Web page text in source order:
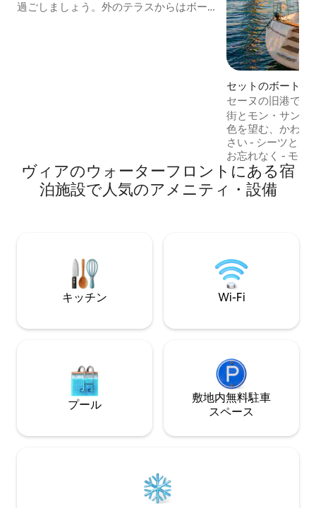
過ごしましょう。外のテラスからはボー
セットのボート・
セーヌの旧港でヨ
夜
街とモン・サン・
色を望む、かわい
さい - シーツとタオルを持参することを
お忘れなく - モー
（有料） - 港の
になれます。ア
です。 -より快適
上散策が可能です
です。
ヴィアのウォーターフロントにある宿
泊施設で人気のアメニティ・設備
キッチン Wi-Fi
プール
敷地内無料駐⁠車
ス⁠ペ⁠ー⁠ス